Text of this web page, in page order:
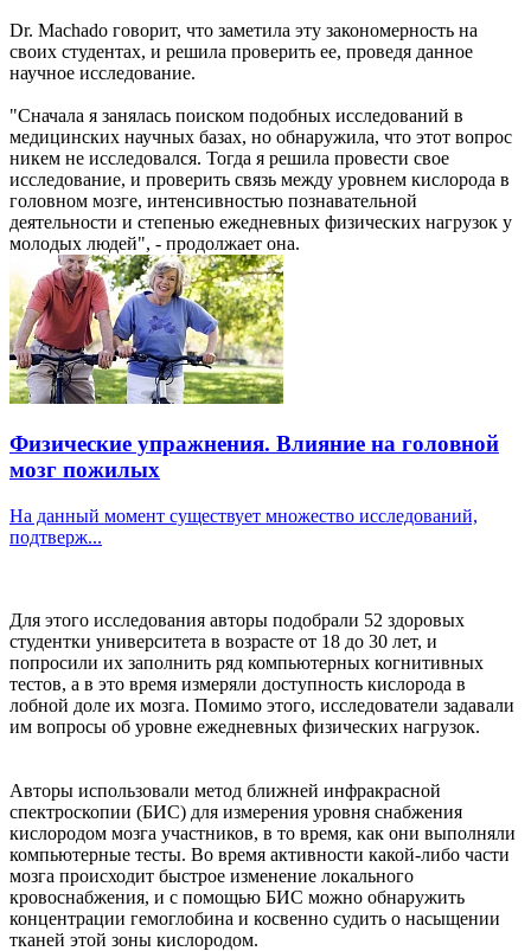
Dr. Machado говорит, что заметила эту закономерность на
своих студентах, и решила проверить ее, проведя данное
научное исследование.
"Сначала я занялась поиском подобных исследований в
медицинских научных базах, но обнаружила, что этот вопрос
никем не исследовался. Тогда я решила провести свое
исследование, и проверить связь между уровнем кислорода в
головном мозге, интенсивностью познавательной
деятельности и степенью ежедневных физических нагрузок у
молодых людей", - продолжает она.
Физические упражнения. Влияние на головной
мозг пожилых
На данный момент существует множество исследований,
подтверж...
Для этого исследования авторы подобрали 52 здоровых
студентки университета в возрасте от 18 до 30 лет, и
попросили их заполнить ряд компьютерных когнитивных
тестов, а в это время измеряли доступность кислорода в
лобной доле их мозга. Помимо этого, исследователи задавали
им вопросы об уровне ежедневных физических нагрузок.
Авторы использовали метод ближней инфракрасной
спектроскопии (БИС) для измерения уровня снабжения
кислородом мозга участников, в то время, как они выполняли
компьютерные тесты. Во время активности какой-либо части
мозга происходит быстрое изменение локального
кровоснабжения, и с помощью БИС можно обнаружить
концентрации гемоглобина и косвенно судить о насыщении
тканей этой зоны кислородом.